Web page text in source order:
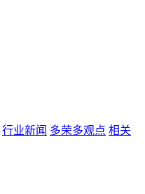
行业新闻 多荣多观点 相关